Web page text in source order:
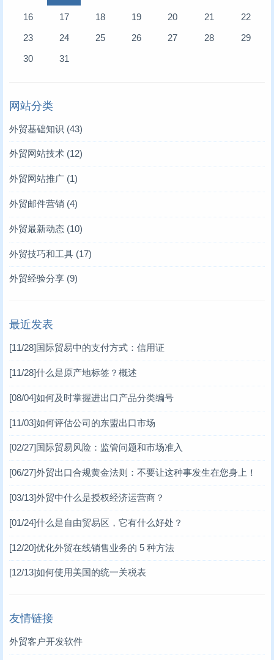
16
17 18 19 20 21
22
23
24 25 26 27 28
29
30
31
网站分类
外贸基础知识 (43)
外贸网站技术 (12)
外贸网站推广 (1)
外贸邮件营销 (4)
外贸最新动态 (10)
外贸技巧和工具 (17)
外贸经验分享 (9)
最近发表
[11/28]国际贸易中的支付方式：信用证
[11/28]什么是原产地标签？概述
[08/04]如何及时掌握进出口产品分类编号
[11/03]如何评估公司的东盟出口市场
[02/27]国际贸易风险：监管问题和市场准入
[06/27]外贸出口合规黄金法则：不要让这种事发生在您身上！
[03/13]外贸中什么是授权经济运营商？
[01/24]什么是自由贸易区，它有什么好处？
[12/20]优化外贸在线销售业务的 5 种方法
[12/13]如何使用美国的统一关税表
友情链接
外贸客户开发软件